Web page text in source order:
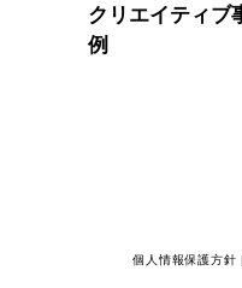
クリエイティブ
例
個人情報保護方針